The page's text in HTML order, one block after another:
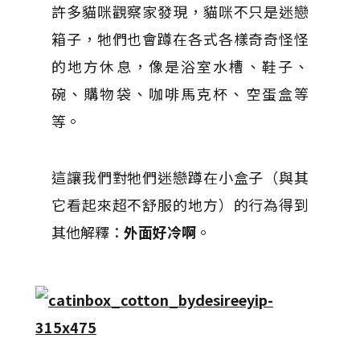
許多貓咪觀察家發現，貓咪不只是迷戀
箱子，牠們也會蹲在各式各樣奇奇怪怪
的地方休息，像是浴室水槽、鞋子、
碗、購物袋、咖啡馬克杯、空蛋盒等
等。
這讓我們對牠們迷戀蹲在小盒子（與其
它看起來超不舒服的地方）的行為得到
其他解釋： 外面好冷啊 。